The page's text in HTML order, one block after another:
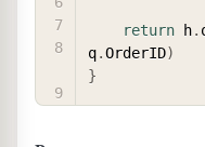
return h.
q.OrderID)
}